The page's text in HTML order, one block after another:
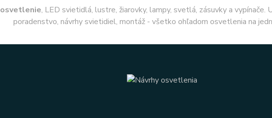
osvetlenie, LED svietidlá, lustre, žiarovky, lampy, svetlá, zásuvky a
poradenstvo, návrhy svietidiel, montáž - všetko ohľadom osvetlenia na